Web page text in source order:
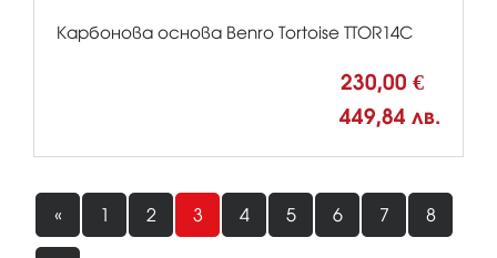
Карбонова основа Benro Tortoise TTOR14C
230,00 €
449,84 лв.
« 1 2 3 4 5 6 7 8